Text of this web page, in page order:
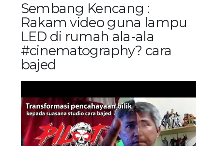
Sembang Kencang :
Rakam video guna lampu
LED di rumah ala-ala
#cinematography? cara
bajed